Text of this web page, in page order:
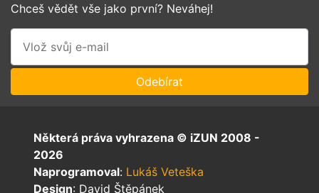
Chceš vědět vše jako první? Neváhej!
Některá práva vyhrazena © iZUN 2008 -
2026
Naprogramoval: Lukáš Veteška
Design: David Štěpánek